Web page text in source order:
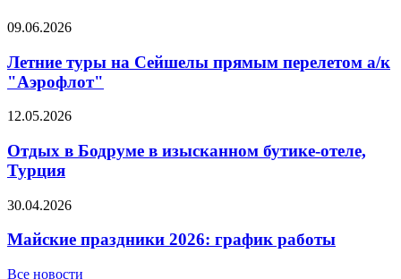
09.06.2026
Летние туры на Сейшелы прямым перелетом а/к
"Аэрофлот"
12.05.2026
Отдых в Бодруме в изысканном бутике-отеле,
Турция
30.04.2026
Майские праздники 2026: график работы
Все новости